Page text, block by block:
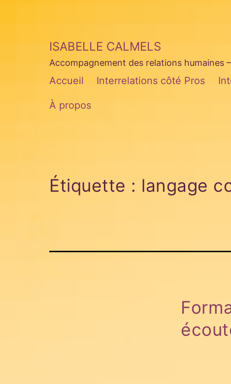
ISABELLE CALMELS
Accompagnement des relations humaines
Accueil Interrelations côté Pros
À propos
Étiquette : langage